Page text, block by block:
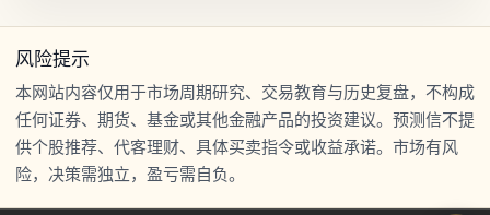
风险提示
本网站内容仅用于市场周期研究、交易教育与历史复盘，不构成
任何证券、期货、基金或其他金融产品的投资建议。预测信不提
供个股推荐、代客理财、具体买卖指令或收益承诺。市场有风
险，决策需独立，盈亏需自负。